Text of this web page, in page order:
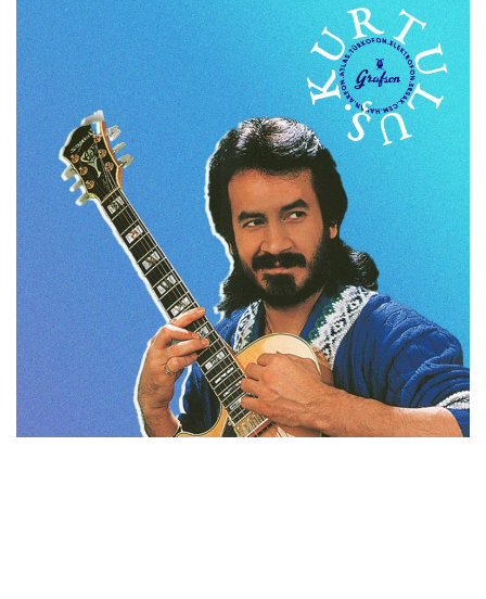
Anasayfa
Hakkımızda
Sanatçılar
Albümler
İletişim
en